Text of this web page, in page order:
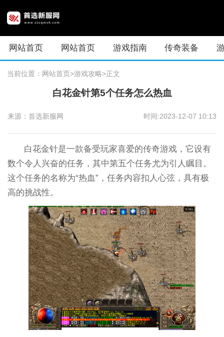
网站首页 网站首页 游戏指南 传奇装备
当前位置： 网站首页>游戏攻略>正文
白花金针第5个任务怎么热血
来源：首选新服网 时间:2023-12-07 10:13
白花金针是一款备受玩家喜爱的传奇游戏，它设有
数个令人兴奋的任务，其中第五个任务尤为引人瞩目。
这个任务的名称为“热血”，任务内容扣人心弦，具有极
高的挑战性。